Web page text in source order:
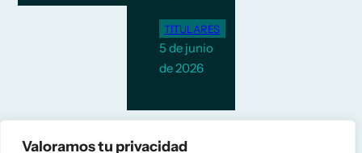
Valoramos tu privacidad
TITULARES
5 de junio
de 2026